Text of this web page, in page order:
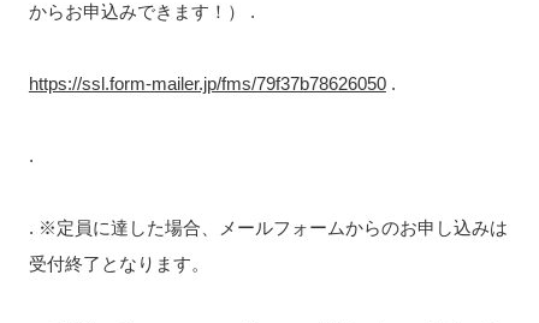
からお申込みできます！） .
https://ssl.form-mailer.jp/fms/79f37b78626050.
.
. ※定員に達した場合、メールフォームからのお申し込みは
受付終了となります。